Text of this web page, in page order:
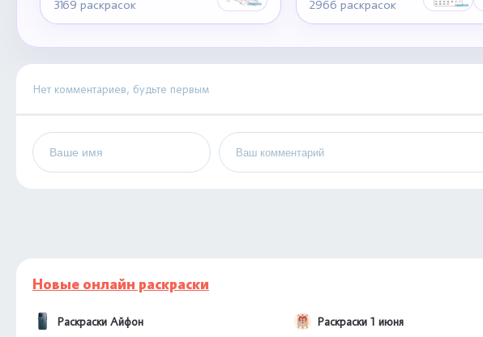
3169 раскрасок 2966 раскрасок
Нет комментариев, будьте первым
Новые онлайн раскраски
Раскраски Айфон Раскраски 1 июня